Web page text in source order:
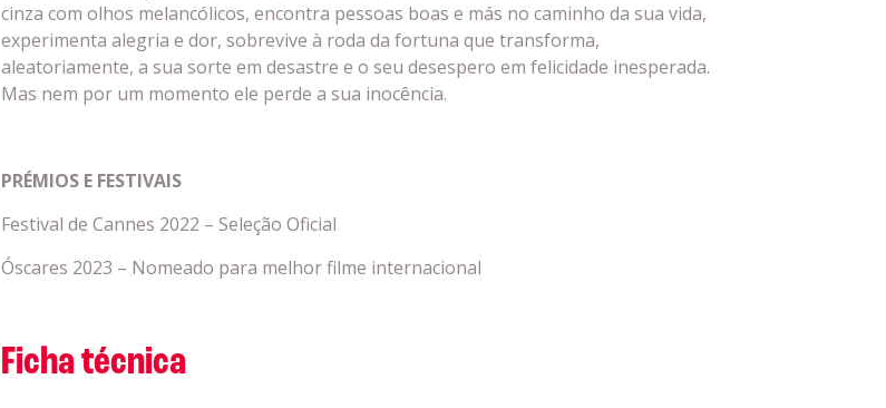
cinza com olhos melancólicos, encontra pessoas boas e más no caminho da sua vida,
experimenta alegria e dor, sobrevive à roda da fortuna que transforma,
aleatoriamente, a sua sorte em desastre e o seu desespero em felicidade inesperada.
Mas nem por um momento ele perde a sua inocência.
PRÉMIOS E FESTIVAIS
Festival de Cannes 2022 – Seleção Oficial
Óscares 2023 – Nomeado para melhor filme internacional
Ficha técnica